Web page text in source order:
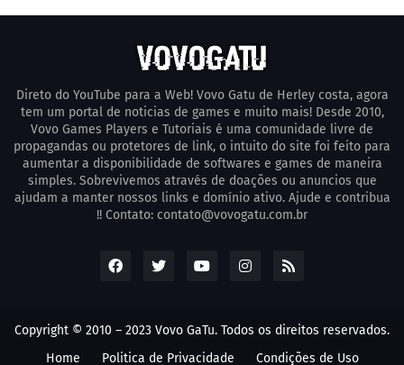
Direto do YouTube para a Web! Vovo Gatu de Herley costa, agora
tem um portal de noticias de games e muito mais! Desde 2010,
Vovo Games Players e Tutoriais é uma comunidade livre de
propagandas ou protetores de link, o intuito do site foi feito para
aumentar a disponibilidade de softwares e games de maneira
simples. Sobrevivemos através de doações ou anuncios que
ajudam a manter nossos links e domínio ativo. Ajude e contribua
!! Contato: contato@vovogatu.com.br
Copyright © 2010 – 2023 Vovo GaTu. Todos os direitos reservados.
Home
Poli­tica de Privacidade Condições de Uso